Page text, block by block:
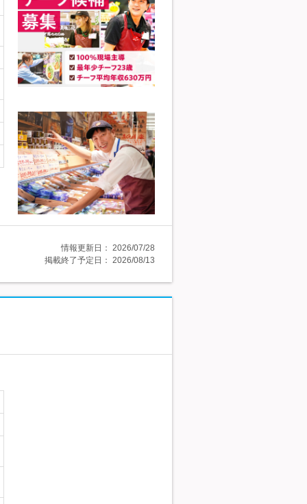
情報更新日： 2026/07/28
掲載終了予定日： 2026/08/13